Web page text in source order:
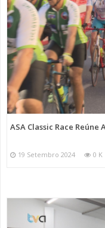
ASA Classic Race
19 Setembro 2024 0 K